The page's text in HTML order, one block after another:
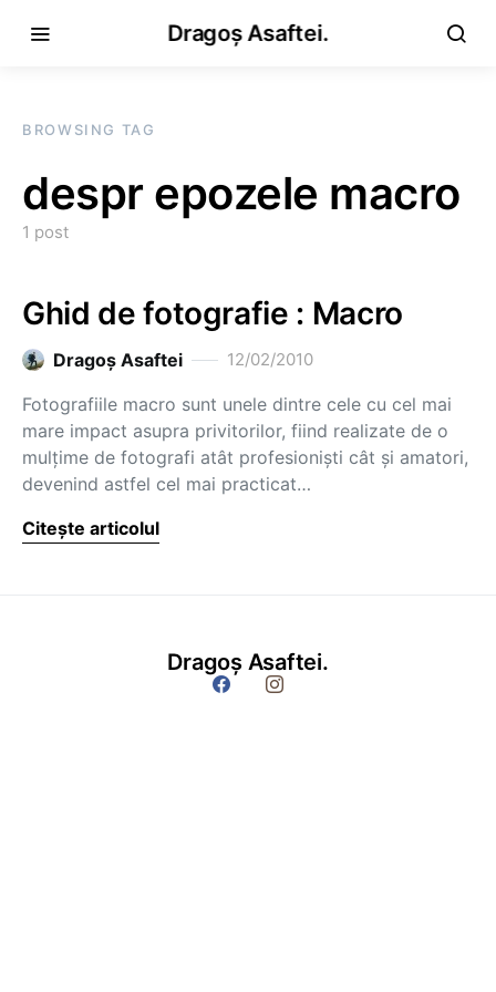
Dragoș Asaftei.
BROWSING TAG
despr epozele macro
1 post
Ghid de fotografie : Macro
Dragoş Asaftei 12/02/2010
Fotografiile macro sunt unele dintre cele cu cel mai
mare impact asupra privitorilor, fiind realizate de o
mulţime de fotografi atât profesionişti cât şi amatori,
devenind astfel cel mai practicat…
Citește articolul
Dragoș Asaftei.